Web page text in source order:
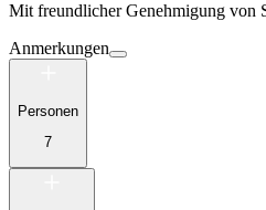
Mit freundlicher Genehmigung von
Anmerkungen
Personen
7